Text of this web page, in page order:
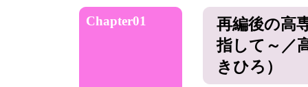
Chapter01
再編後の高
指して～／
きひろ）